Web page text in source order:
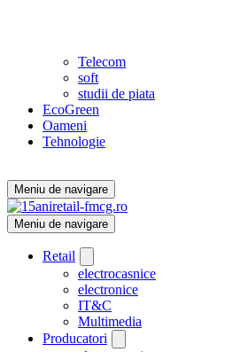
Telecom
soft
studii de piata
EcoGreen
Oameni
Tehnologie
Meniu de navigare
Meniu de navigare
Retail
electrocasnice
electronice
IT&C
Multimedia
Producatori